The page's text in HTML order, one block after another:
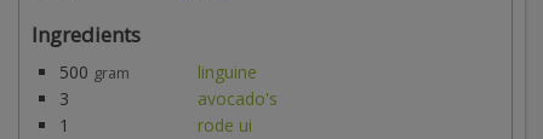
Ingredients
500 gram
linguine
3
avocado's
1
rode ui